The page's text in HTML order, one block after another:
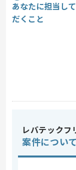
あなたに担当し
だくこと
レバテックフ
案件について